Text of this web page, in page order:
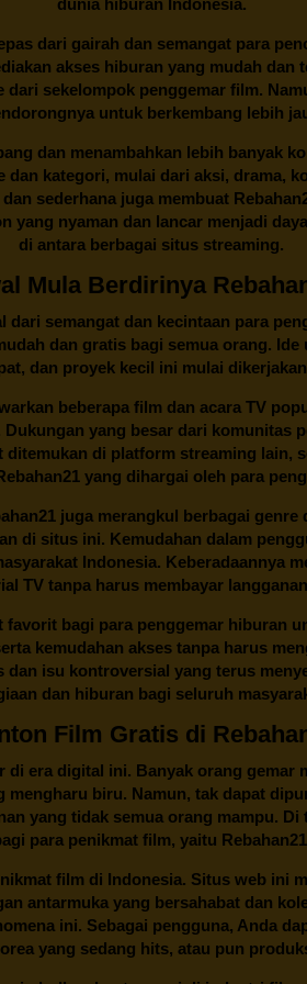
dari gairah dan semangat para
akses hiburan yang mudah dan
sekelompok penggemar film.
untuk berkembang lebih
dan menambahkan lebih banyak
kategori, mulai dari aksi, drama,
sederhana juga membuat
yang nyaman dan lancar menjadi
di antara berbagai situs streaming.
Mula Berdirinya
semangat dan kecintaan para
dan gratis bagi semua orang.
dan proyek kecil ini mulai
beberapa film dan acara TV
yang besar dari komunitas
di platform streaming lain,
yang dihargai oleh para
juga merangkul berbagai
di situs ini. Kemudahan dalam
Indonesia. Keberadaannya
TV tanpa harus membayar
favorit bagi para penggemar hiburan
kemudahan akses tanpa harus
isu kontroversial yang terus
dan hiburan bagi seluruh
Film Gratis di
era digital ini. Banyak orang
biru. Namun, tak dapat
yang tidak semua orang mampu.
para penikmat film, yaitu
film di Indonesia. Situs web ini
antarmuka yang bersahabat dan
ini. Sebagai pengguna, Anda
yang sedang hits, atau pun